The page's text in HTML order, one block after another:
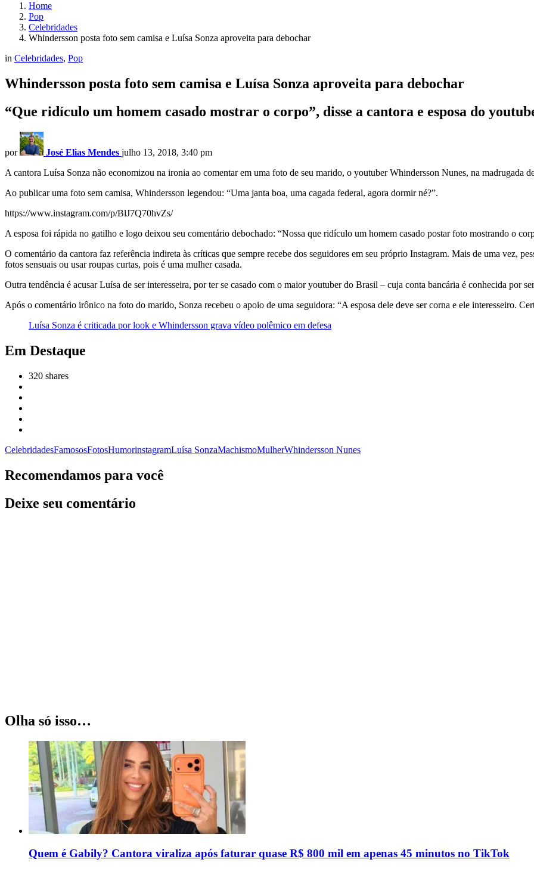
Home
Pop
Celebridades
Whindersson posta foto sem camisa e Luísa Sonza aproveita para debochar
in Celebridades, Pop
Whindersson posta foto sem camisa e Luísa Sonza aproveita para debochar
“Que ridículo um homem casado mostrar o corpo”, disse a cantora e esposa do
por José Elias Mendes julho 13, 2018, 3:40 pm
A cantora Luísa Sonza não economizou na ironia ao comentar em uma foto de seu marido, o youtuber Whindersson Nunes, na madrugada
Ao publicar uma foto sem camisa, Whindersson legendou: “Uma janta boa, uma cagada federal, agora dormir né?”.
https://www.instagram.com/p/BlJ7Q70hvZs/
A esposa foi rápida no gatilho e logo deixou seu comentário debochado: “Nossa que ridículo um homem casado postar foto mostrando o
O comentário da cantora faz referência indireta às críticas que sempre recebe dos seguidores em seu próprio Instagram. Mais de uma vez,
fotos sensuais ou usar roupas curtas, pois é uma mulher casada.
Outra tendência é acusar Luísa de ser interesseira, por ter se casado com o maior youtuber do Brasil – cuja conta bancária é conhecida por
Após o comentário irônico na foto do marido, Sonza recebeu o apoio de uma seguidora: “A esposa dele deve ser corna e ele interesseiro.
Luísa Sonza é criticada por look e Whindersson grava vídeo polêmico em defesa
Em Destaque
320 shares
CelebridadesFamososFotosHumorinstagramLuísa SonzaMachismoMulherWhindersson Nunes
Recomendamos para você
Deixe seu comentário
Olha só isso…
Quem é Gabily? Cantora viraliza após faturar quase R$ 800 mil em apenas 45 minutos no TikTok